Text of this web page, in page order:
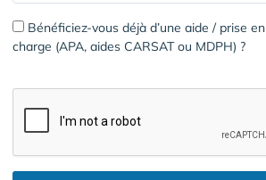
Bénéficiez-vous déjà d’une aide / prise en
charge (APA, aides CARSAT ou MDPH) ?